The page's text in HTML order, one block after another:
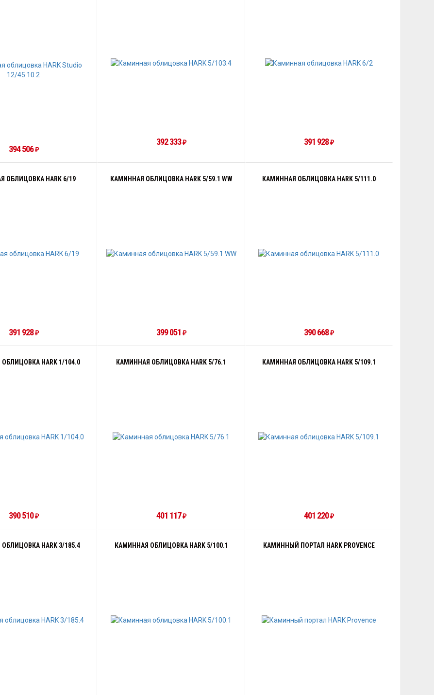
394 506 ₽
392 333₽ 391 928₽
ОБЛИЦОВКА HARK 6/19
391 928 ₽
КАМИННАЯ ОБЛИЦОВКА HARK 5/59.1 WW
399 051₽
КАМИННАЯ ОБЛИЦОВКА HARK 5/111.0
390 668₽
HARK 1/104.0
390 510 ₽
КАМИННАЯ ОБЛИЦОВКА HARK 5/76.1
401 117₽
КАМИННАЯ ОБЛИЦОВКА HARK 5/109.1
401 220₽
HARK 3/185.4 КАМИННАЯ ОБЛИЦОВКА HARK 5/100.1 КАМИННЫЙ ПОРТАЛ HARK PROVENCE